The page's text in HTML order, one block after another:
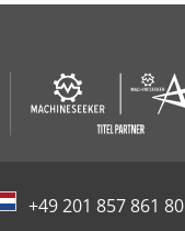
+49 201 857 861 80